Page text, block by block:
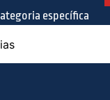
específica